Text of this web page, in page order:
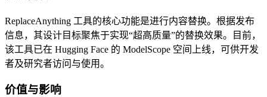
ReplaceAnything 工具的核心功能是进行内容替换。根据发布
信息，其设计目标聚焦于实现“超高质量”的替换效果。目前，
该工具已在 Hugging Face 的 ModelScope 空间上线，可供开发
者及研究者访问与使用。
价值与影响